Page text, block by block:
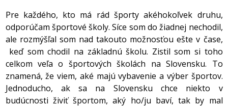
Pre každého, kto má rád športy akéhokoľvek druhu,
odporúčam športové školy. Síce som do žiadnej nechodil,
ale rozmýšľal som nad takouto možnosťou ešte v čase,
keď som chodil na základnú školu. Zistil som si toho
celkom veľa o športových školách na Slovensku. To
znamená, že viem, aké majú vybavenie a výber športov.
Jednoducho, ak sa na Slovensku chce niekto v
budúcnosti živiť športom, aký ho/ju baví, tak by mal